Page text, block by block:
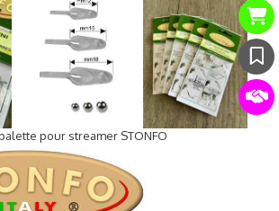
pour streamer STONFO